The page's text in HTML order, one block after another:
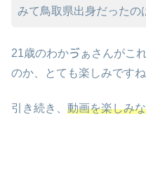
みて鳥取県出身だったの
21歳のわかゔぁさんがこ
のか、とても楽しみですね
引き続き、 動画を楽しみ